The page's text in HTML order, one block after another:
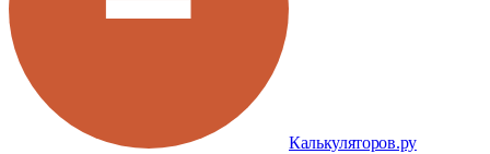
Калькуляторов.ру